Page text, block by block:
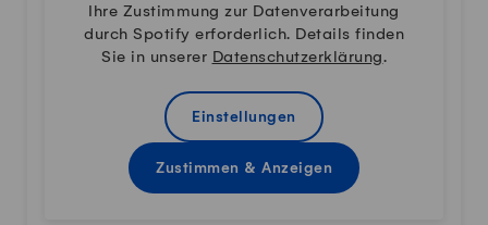
Ihre Zustimmung zur Datenverarbeitung
durch Spotify erforderlich. Details finden
Sie in unserer Datenschutzerklärung.
Einstellungen
Zustimmen & Anzeigen